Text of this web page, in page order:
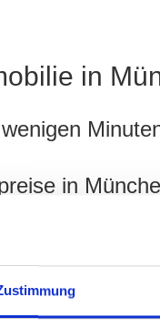
in
in
berechnen!